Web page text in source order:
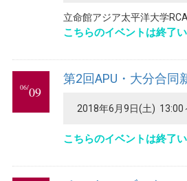
立命館アジア太平洋大学
こちらのイベントは終了い
06/09
第2回APU・大分合同
2018年6月9日(土) 13:00
こちらのイベントは終了い